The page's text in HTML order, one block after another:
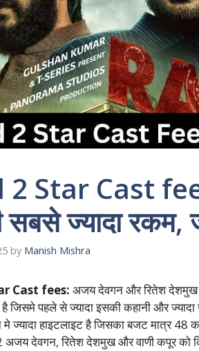
2 Star Cast
ज्यादा रकम,
by Manish Mishra
Cast fees: अजय देवगन और रितेश देशमुख
है जिसमे पहले से ज्यादा इसकी कहानी और
मे ज्यादा हाइटलाइट है जिसका बजट मात्र 48
अजय देवगन, रितेश देशमुख और वाणी कपूर को